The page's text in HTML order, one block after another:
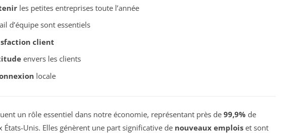
les petites entreprises toute l’année
d’équipe sont essentiels
client
envers les clients
locale
un rôle essentiel dans notre économie, représentant près de 99,9% de
États-Unis. Elles génèrent une part significative de nouveaux emplois et sont